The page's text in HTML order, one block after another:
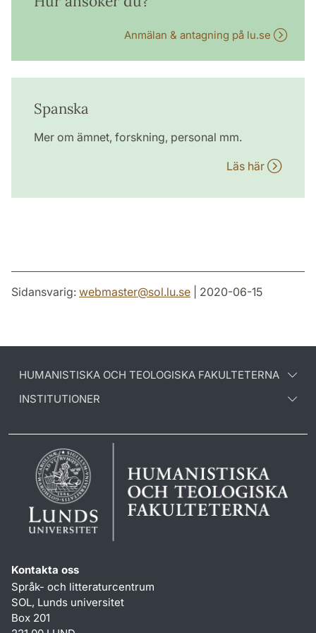
Anmälan & antagning på lu.se
Spanska
Mer om ämnet, forskning, personal mm.
Läs här
Sidansvarig: webmaster@sol.lu.se | 2020-06-15
HUMANISTISKA OCH TEOLOGISKA FAKULTETERNA
INSTITUTIONER
Kontakta oss
Språk- och litteraturcentrum
SOL, Lunds universitet
Box 201